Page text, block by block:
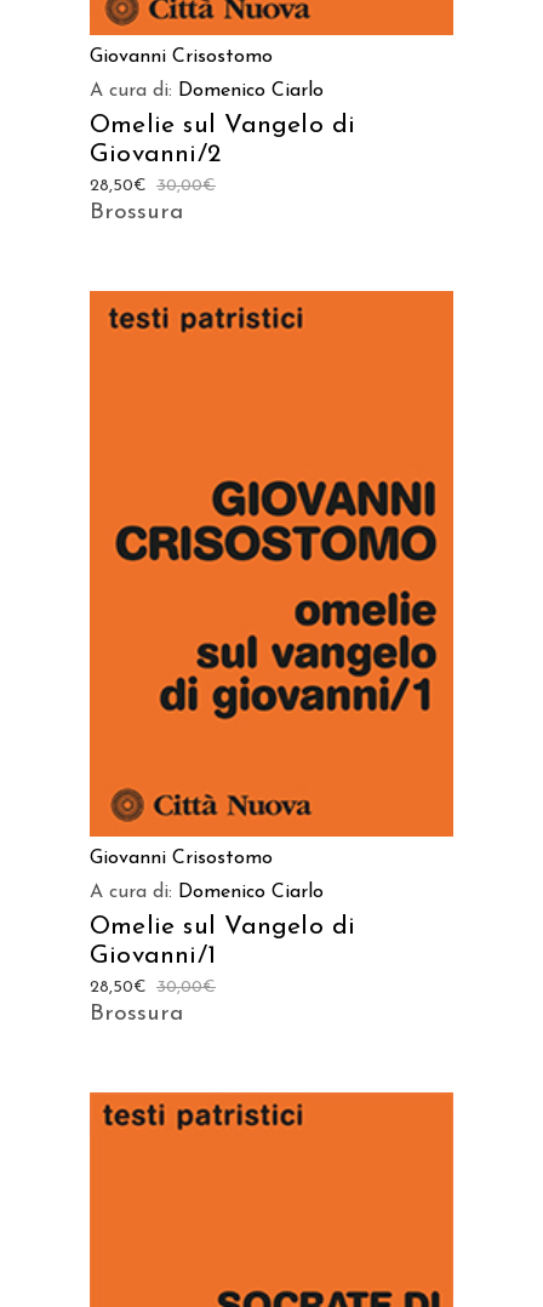
Giovanni Crisostomo
A cura di: Domenico Ciarlo
Omelie sul Vangelo di
Giovanni/2
30,00€
28,50€
Brossura
AGGIUNGI AL CARRELLO
Giovanni Crisostomo
A cura di: Domenico Ciarlo
Omelie sul Vangelo di
Giovanni/1
30,00€
28,50€
Brossura